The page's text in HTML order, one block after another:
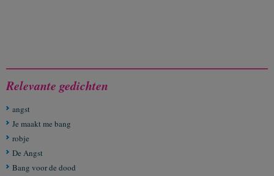
Relevante gedichten
angst
Je maakt me bang
robje
De Angst
Bang voor de dood